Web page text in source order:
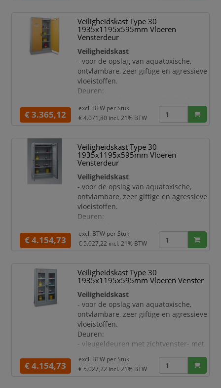
deurblokkering
- deuraanslag rechts
thermomechanica
Uitrusting:
- opvanglegbord, draagvermogen 75 kg
- legborden per 64 mm in hoogte
verstelbaar
- ontluchting via een centraal
ontluchtingssysteem in de achterw
Veiligheidskast Type 30
1935x1195x595mm Vloeren
Vensterdeur
Veiligheidskast
- voor de opslag van aquatoxische,
ontvlambare, zeer giftige en agressieve
vloeistoffen.
Deuren:
incl. 2 sleutels
- met vastzetinstallatie en
- sluit bij brand automatisch dankzij
thermomechanica
<50° C
- toe- en afvoerkanalen bij
temperatuurstijging naar 70° C
- met aansluitstomp nominale breedte
100
- 3 inzetlegborden
- l
€ 3.365,12
excl. BTW per Stuk
€ 4.071,80 incl. 21% BTW
Veiligheidskast Type 30
1935x1195x595mm Vloeren
Vensterdeur
Veiligheidskast
- voor de opslag van aquatoxische,
ontvlambare, zeer giftige en agressieve
vloeistoffen.
Deuren:
cilinderslot incl. 2 sleutels
- met vastzetinstallatie en
- sluit bij brand automatisch dankzij
thermomechanica
- deuren bij temperatuurstijging naar \
<50° C
- toe- en afvoerkanalen bij
temperatuurstijging naar 70° C
- ventilatie-aansluiting door
aansluitstomp no
€ 4.154,73
excl. BTW per Stuk
€ 5.027,22 incl. 21% BTW
Veiligheidskast Type 30
1935x1195x595mm Vloeren Venster
Veiligheidskast
- voor de opslag van aquatoxische,
ontvlambare, zeer giftige en agressieve
vloeistoffen.
Deuren:
- vleugeldeuren met zichtvenster- met
- met vastzetinstallatie en
binnenliggende noodontgrendeling
€ 4.154,73
excl. BTW per Stuk
€ 5.027,22 incl. 21% BTW